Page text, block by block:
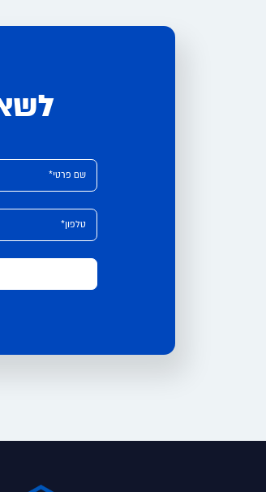
Please leave this field empty.
שם פרטי*
טלפון*
Alternative: